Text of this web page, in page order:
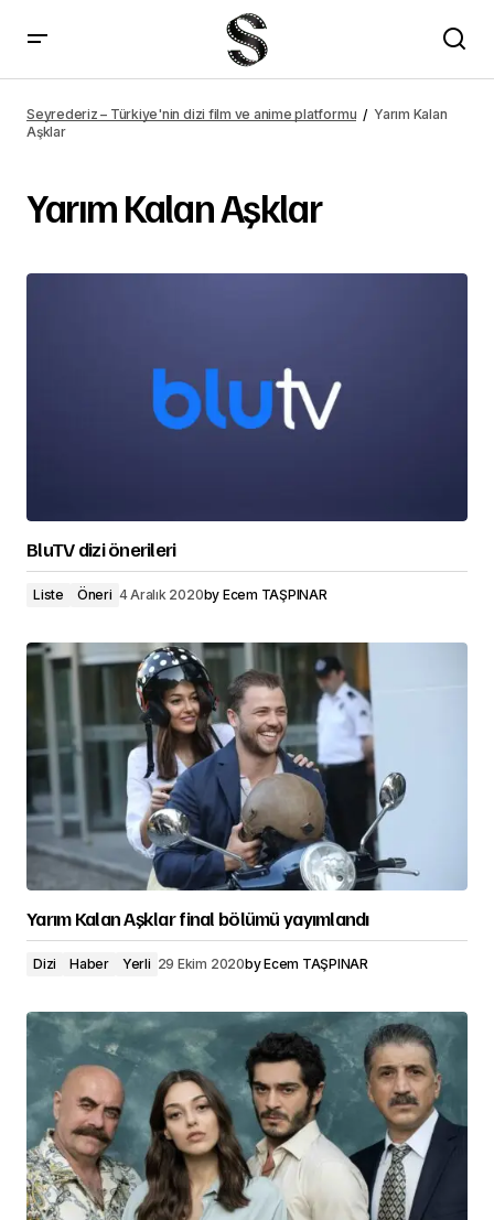
Seyrederiz – Türkiye'nin dizi film ve anime platformu
Yarım Kalan
Aşklar
Yarım Kalan Aşklar
BluTV dizi önerileri
Liste Öneri 4 Aralık 2020by Ecem TAŞPINAR
Yarım Kalan Aşklar final bölümü yayımlandı
Dizi Haber Yerli 29 Ekim 2020byEcem TAŞPINAR